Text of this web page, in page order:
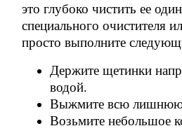
это глубоко чистить ее
специального очистителя
просто выполните
Держите щетинки
водой.
Выжмите всю лишнюю
Возьмите небольшое